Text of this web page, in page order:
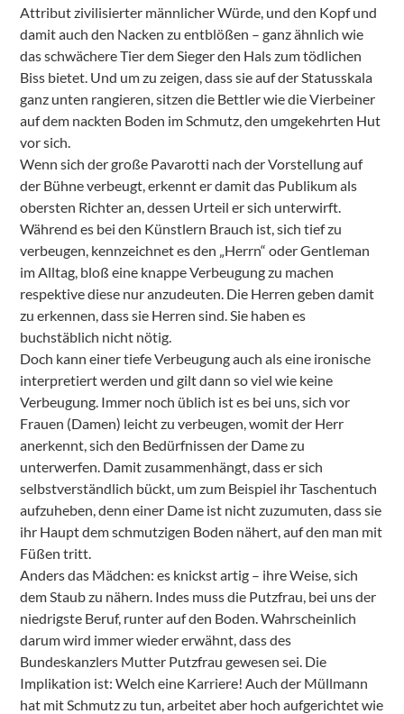
Attribut zivilisierter männlicher Würde, und den Kopf und
damit auch den Nacken zu entblößen – ganz ähnlich wie
das schwächere Tier dem Sieger den Hals zum tödlichen
Biss bietet. Und um zu zeigen, dass sie auf der Statusskala
ganz unten rangieren, sitzen die Bettler wie die Vierbeiner
auf dem nackten Boden im Schmutz, den umgekehrten Hut
vor sich.
Wenn sich der große Pavarotti nach der Vorstellung auf
der Bühne verbeugt, erkennt er damit das Publikum als
obersten Richter an, dessen Urteil er sich unterwirft.
Während es bei den Künstlern Brauch ist, sich tief zu
verbeugen, kennzeichnet es den „Herrn“ oder Gentleman
im Alltag, bloß eine knappe Verbeugung zu machen
respektive diese nur anzudeuten. Die Herren geben damit
zu erkennen, dass sie Herren sind. Sie haben es
buchstäblich nicht nötig.
Doch kann einer tiefe Verbeugung auch als eine ironische
interpretiert werden und gilt dann so viel wie keine
Verbeugung. Immer noch üblich ist es bei uns, sich vor
Frauen (Damen) leicht zu verbeugen, womit der Herr
anerkennt, sich den Bedürfnissen der Dame zu
unterwerfen. Damit zusammenhängt, dass er sich
selbstverständlich bückt, um zum Beispiel ihr Taschentuch
aufzuheben, denn einer Dame ist nicht zuzumuten, dass sie
ihr Haupt dem schmutzigen Boden nähert, auf den man mit
Füßen tritt.
Anders das Mädchen: es knickst artig – ihre Weise, sich
dem Staub zu nähern. Indes muss die Putzfrau, bei uns der
niedrigste Beruf, runter auf den Boden. Wahrscheinlich
darum wird immer wieder erwähnt, dass des
Bundeskanzlers Mutter Putzfrau gewesen sei. Die
Implikation ist: Welch eine Karriere! Auch der Müllmann
hat mit Schmutz zu tun, arbeitet aber hoch aufgerichtet wie